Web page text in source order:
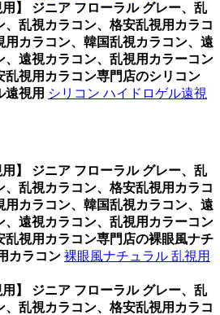
用】 ジニア フローラル グレー、乱
、乱視カラコン、格安乱視用カラコ
用カラコン、韓国乱視カラコン、遠
、遠視カラコン、乱視用カラーコン
乱視用カラコン専門店のシリコン
遠視用 シリコン ハイドロゲル遠視
用】 ジニア フローラル グレー、乱
、乱視カラコン、格安乱視用カラコ
用カラコン、韓国乱視カラコン、遠
、遠視カラコン、乱視用カラーコン
乱視用カラコン専門店の裸眼風ナチ
カラコン 裸眼風ナチュラル 乱視用
用】 ジニア フローラル グレー、乱
、乱視カラコン、格安乱視用カラコ